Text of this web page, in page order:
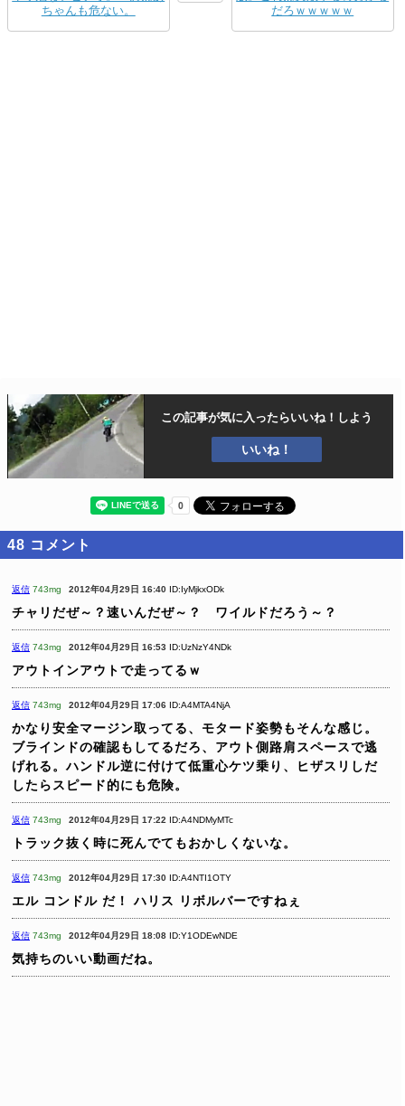
ちゃんも危ない。
だろｗｗｗｗｗ
この記事が気に入ったらいいね！しよう
いいね！
48 コメント
返信 743mg 2012年04月29日 16:40 ID:IyMjkxODk
チャリだぜ～？速いんだぜ～？ ワイルドだろう～？
返信 743mg 2012年04月29日 16:53 ID:UzNzY4NDk
アウトインアウトで走ってるｗ
返信 743mg 2012年04月29日 17:06 ID:A4MTA4NjA
かなり安全マージン取ってる、モタード姿勢もそんな感じ。
ブラインドの確認もしてるだろ、アウト側路肩スペースで逃
げれる。ハンドル逆に付けて低重心ケツ乗り、ヒザスリしだ
したらスピード的にも危険。
返信 743mg 2012年04月29日 17:22 ID:A4NDMyMTc
トラック抜く時に死んでてもおかしくないな。
返信 743mg 2012年04月29日 17:30 ID:A4NTI1OTY
エル コンドル だ！ ハリス リボルバーですねぇ
返信 743mg 2012年04月29日 18:08 ID:Y1ODEwNDE
気持ちのいい動画だね。